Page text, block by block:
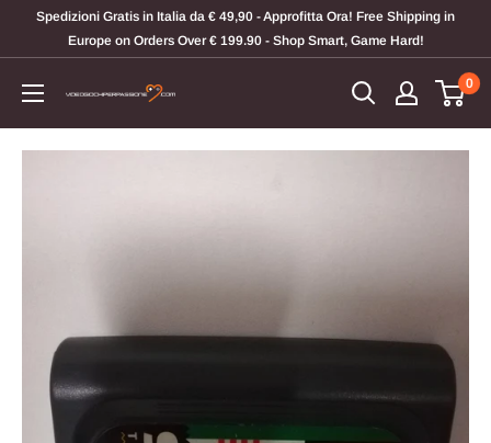
Spedizioni Gratis in Italia da € 49,90 - Approfitta Ora! Free Shipping in
Europe on Orders Over € 199.90 - Shop Smart, Game Hard!
Videogiochi
Per
Passione
0